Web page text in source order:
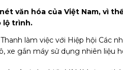
văn hóa của Việt Nam, vì
lộ trình.
làm việc với Hiệp hội Các
xe gắn máy sử dụng nhiên liệu